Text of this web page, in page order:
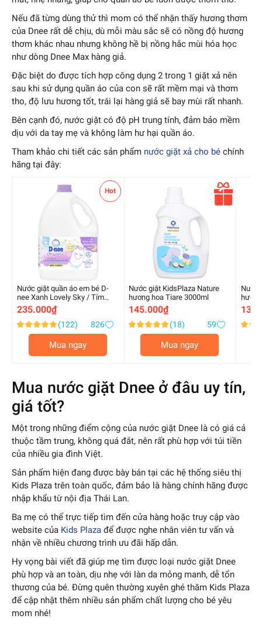
Nếu đã từng dùng thử thì mom có thể nhận thấy hương thơm
của Dnee rất dễ chịu, dù mỗi màu sắc sẽ có nồng độ hương
thơm khác nhau nhưng không hề bị nồng hắc mùi hóa học
như dòng Dnee Max hàng giả.
Đặc biệt do được tích hợp công dụng 2 trong 1 giặt xả nên
sau khi sử dụng quần áo của con sẽ rất mềm mại và thơm
tho, độ lưu hương tốt, trái lại hàng giả sẽ bay mùi rất nhanh.
Bên cạnh đó, nước giặt có độ pH trung tính, đảm bảo mềm
dịu với da tay mẹ và không làm hư hại quần áo.
Tham khảo chi tiết các sản phẩm nước giặt xả cho bé chính
hãng tại đây:
Hot
Nước giặt quần áo em bé D-
nee Xanh Lovely Sky / Tím
Sweet Dream / Hồng Honey
Star / Xanh lá 3000ml
235.000₫
Xếp
98.000000
(122) 826
Mua ngay
Nước giặt KidsPlaza Nature
hương hoa Tiare 3000ml
145.000₫
Xếp
100.000000
(18) 59
Mua ngay
Nước
Xếp
Mua nước giặt Dnee ở đâu uy tín,
giá tốt?
Một trong những điểm cộng của nước giặt Dnee là có giá cả
thuộc tầm trung, không quá đắt, nên rất phù hợp với túi tiền
của nhiều gia đình Việt.
Sản phẩm hiện đang được bày bán tại các hệ thống siêu thị
Kids Plaza trên toàn quốc, đảm bảo là hàng chính hãng được
nhập khẩu từ nội địa Thái Lan.
Ba mẹ có thể trực tiếp tìm đến cửa hàng hoặc truy cập vào
website của Kids Plaza để được nghe nhân viên tư vấn và
nhận về nhiều chương trình ưu đãi hấp dẫn.
Hy vọng bài viết đã giúp mẹ tìm được loại nước giặt Dnee
phù hợp và an toàn, dịu nhẹ với làn da mỏng manh, dễ tổn
thương của bé. Đừng quên thường xuyên ghé thăm Kids Plaza
để cập nhật thêm nhiều sản phẩm chất lượng cho bé yêu
mom nhé!